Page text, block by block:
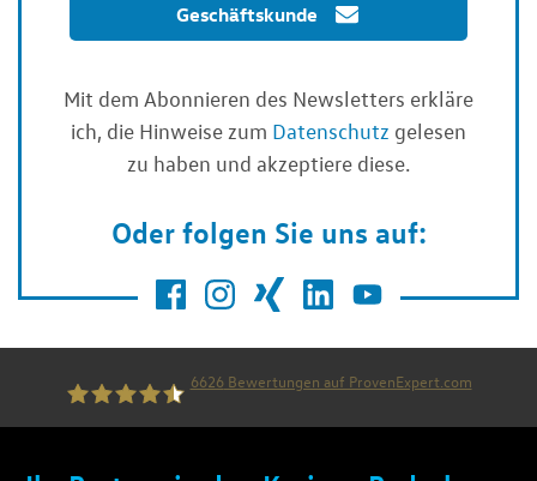
Geschäftskunde
Mit dem Abonnieren des Newsletters erkläre
ich, die Hinweise zum Datenschutz gelesen
zu haben und akzeptiere diese.
Oder folgen Sie uns auf:
6626 Bewertungen auf ProvenExpert.com